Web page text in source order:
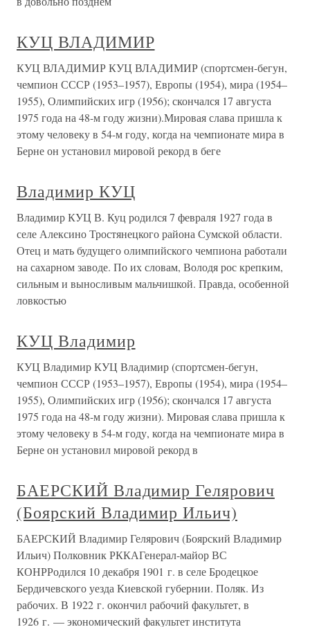
КУЦ ВЛАДИМИР
КУЦ ВЛАДИМИР КУЦ ВЛАДИМИР (спортсмен-бегун,
чемпион СССР (1953–1957), Европы (1954), мира (1954–
1955), Олимпийских игр (1956); скончался 17 августа
1975 года на 48-м году жизни).Мировая слава пришла к
этому человеку в 54-м году, когда на чемпионате мира в
Берне он установил мировой рекорд в беге
Владимир КУЦ
Владимир КУЦ В. Куц родился 7 февраля 1927 года в
селе Алексино Тростянецкого района Сумской области.
Отец и мать будущего олимпийского чемпиона работали
на сахарном заводе. По их словам, Володя рос крепким,
сильным и выносливым мальчишкой. Правда, особенной
ловкостью
КУЦ Владимир
КУЦ Владимир КУЦ Владимир (спортсмен-бегун,
чемпион СССР (1953–1957), Европы (1954), мира (1954–
1955), Олимпийских игр (1956); скончался 17 августа
1975 года на 48-м году жизни). Мировая слава пришла к
этому человеку в 54-м году, когда на чемпионате мира в
Берне он установил мировой рекорд в
БАЕРСКИЙ Владимир Гелярович
(Боярский Владимир Ильич)
БАЕРСКИЙ Владимир Гелярович (Боярский Владимир
Ильич) Полковник РККАГенерал-майор ВС
КОНРРодился 10 декабря 1901 г. в селе Бродецкое
Бердичевского уезда Киевской губернии. Поляк. Из
рабочих. В 1922 г. окончил рабочий факультет, в
1926 г. — экономический факультет института